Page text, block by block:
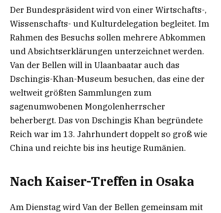
Der Bundespräsident wird von einer Wirtschafts-,
Wissenschafts- und Kulturdelegation begleitet. Im
Rahmen des Besuchs sollen mehrere Abkommen
und Absichtserklärungen unterzeichnet werden.
Van der Bellen will in Ulaanbaatar auch das
Dschingis-Khan-Museum besuchen, das eine der
weltweit größten Sammlungen zum
sagenumwobenen Mongolenherrscher
beherbergt. Das von Dschingis Khan begründete
Reich war im 13. Jahrhundert doppelt so groß wie
China und reichte bis ins heutige Rumänien.
Nach Kaiser-Treffen in Osaka
Am Dienstag wird Van der Bellen gemeinsam mit